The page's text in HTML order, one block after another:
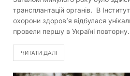
трансплантацій органів. В
охорони здоровʼя відбулася
провели першу в Україні
ЧИТАТИ ДАЛІ